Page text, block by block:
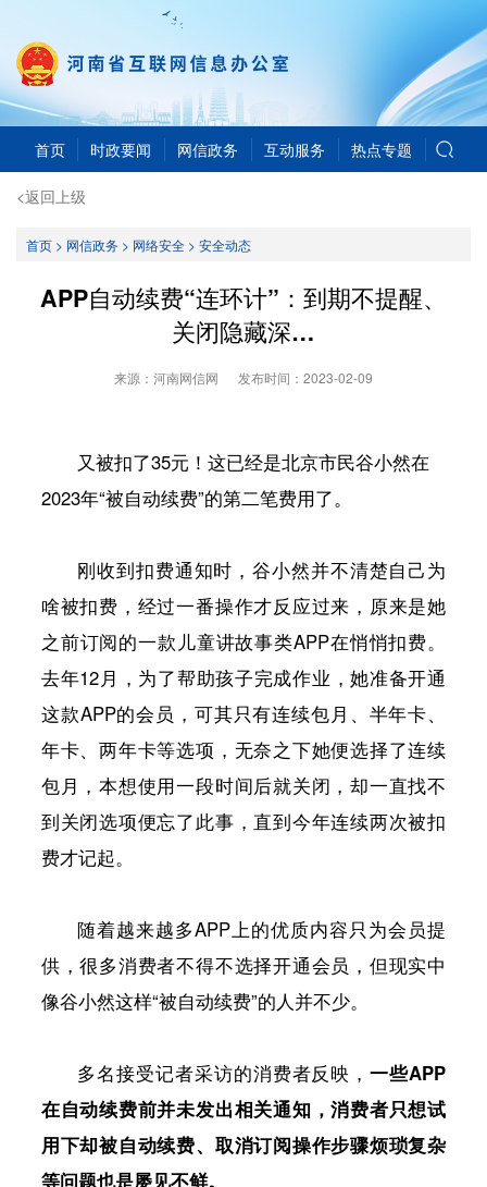
首页 时政要闻 网信政务 互动服务 热点专题
<返回上级
首页> 网信政务> 网络安全> 安全动态
APP自动续费“连环计”：到期不提醒、
关闭隐藏深…
来源：河南网信网 发布时间： 2023-02-09
又被扣了35元！这已经是北京市民谷小然在
2023年“被自动续费”的第二笔费用了。
刚收到扣费通知时，谷小然并不清楚自己为
啥被扣费，经过一番操作才反应过来，原来是她
之前订阅的一款儿童讲故事类APP在悄悄扣费。
去年12月，为了帮助孩子完成作业，她准备开通
这款APP的会员，可其只有连续包月、半年卡、
年卡、两年卡等选项，无奈之下她便选择了连续
包月，本想使用一段时间后就关闭，却一直找不
到关闭选项便忘了此事，直到今年连续两次被扣
费才记起。
随着越来越多APP上的优质内容只为会员提
供，很多消费者不得不选择开通会员，但现实中
像谷小然这样“被自动续费”的人并不少。
多名接受记者采访的消费者反映，一些APP
在自动续费前并未发出相关通知，消费者只想试
用下却被自动续费、取消订阅操作步骤烦琐复杂
等问题也是屡见不鲜。